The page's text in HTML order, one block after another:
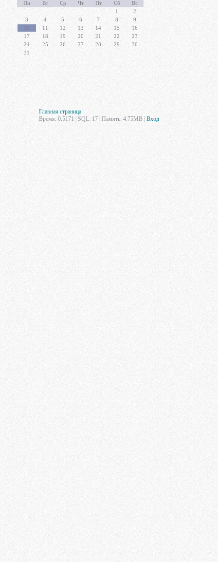
Пн Вт Ср Чт Пт Сб
Вс
1
2
3
4 5 6 7 8
9
10
11 12 13 14 15
16
17
18 19 20 21 22
23
24
25 26 27 28 29
30
31
Главная страница
Время: 0.5171 | SQL: 17 | Память: 4.75MB Вход